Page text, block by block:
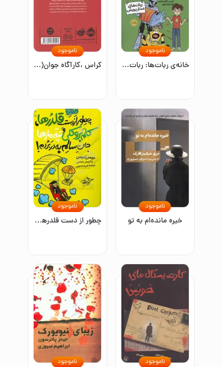
خانه‌ی ربات‌ها: ربات‌های مدارپریش
ناموجود
کراس ،کارآگاه جوان(1):چند دقیقه بعد از خدافظی
ناموجود
خیره مانده‌ام به تو
ناموجود
چطور از دست قلدرها، کلم بروکلی، و تپه مارها جان سالم به در بردم
ناموجود
ناموجود ناموجود